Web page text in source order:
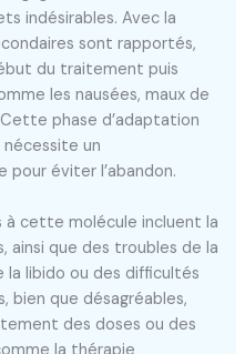
indésirables. Avec la
sont rapportés,
du traitement puis
les nausées, maux de
phase d’adaptation
un
éviter l’abandon.
à cette molécule incluent la
ainsi que des troubles de la
la libido ou des difficultés
bien que désagréables,
des doses ou des